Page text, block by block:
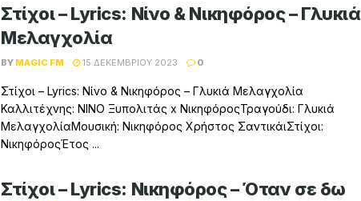
Στίχοι – Lyrics: Νίνο & Νικηφόρος – Γλυκιά
Μελαγχολία
BY MAGIC FM 15 ΔΕΚΕΜΒΡΊΟΥ 2023 0
Στίχοι – Lyrics: Νίνο & Νικηφόρος – Γλυκιά Μελαγχολία
Καλλιτέχνης: ΝΙΝΟ Ξυπολιτάς x ΝικηφόροςΤραγούδι: Γλυκιά
ΜελαγχολίαΜουσική: Νικηφόρος Χρήστος ΣαντικάιΣτίχοι:
ΝικηφόροςΈτος ...
Στίχοι – Lyrics: Νικηφόρος – Όταν σε δω